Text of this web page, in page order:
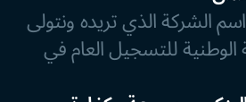
الشركة الذي تريده ونتولى
الوطنية للتسجيل العام في